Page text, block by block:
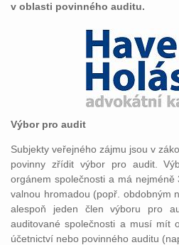
v oblasti povinného auditu.
Výbor pro audit
Subjekty veřejného zájmu jsou v
povinny zřídit výbor pro audit.
orgánem společnosti a má
valnou hromadou (popř. obdobným
alespoň jeden člen výboru pro
auditované společnosti a musí mít
účetnictví nebo povinného auditu